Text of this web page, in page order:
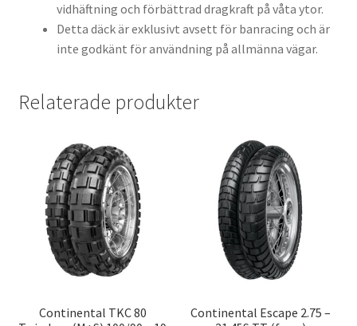
vidhäftning och förbättrad dragkraft på våta ytor.
Detta däck är exklusivt avsett för banracing och är
inte godkänt för användning på allmänna vägar.
Relaterade produkter
Continental TKC 80
Continental Escape 2.75 –